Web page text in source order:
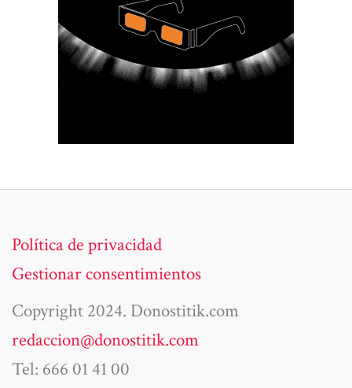
Política de privacidad
Gestionar consentimientos
Copyright 2024. Donostitik.com
redaccion@donostitik.com
Tel: 666 01 41 00